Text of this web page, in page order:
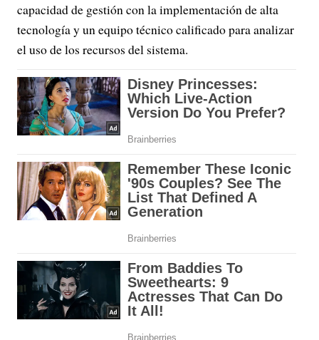
capacidad de gestión con la implementación de alta
tecnología y un equipo técnico calificado para analizar
el uso de los recursos del sistema.